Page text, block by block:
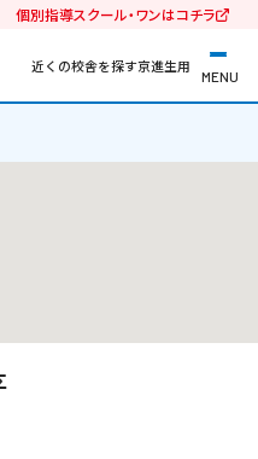
個別指導スクール・ワンはコチラ
近くの校舎を探す京進生用
MENU